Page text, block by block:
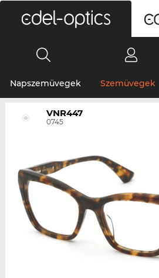
Napszemüvegek Szemüvegek
VNR447
0745